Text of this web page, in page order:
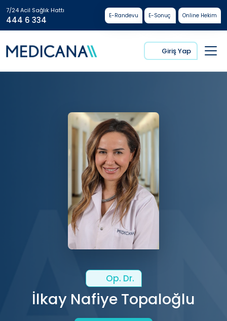
7/24 Acil Sağlık Hattı
444 6 334 E-Randevu E-Sonuç Online Hekim
Giriş Yap
Op. Dr.
İlkay Nafiye Topaloğlu